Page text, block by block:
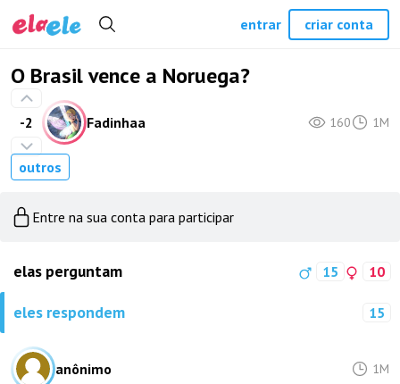
O Brasil vence a Noruega?
-2 Fadinhaa 160 1M
outros
Entre na sua conta para participar
elas perguntam 15 10
eles respondem 15
anônimo 1M
entrar criar conta